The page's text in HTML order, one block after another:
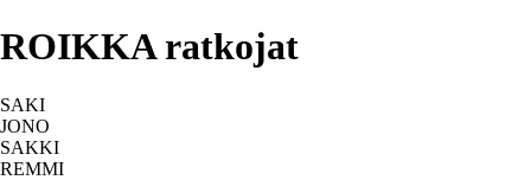
ROIKKA ratkojat
SAKI
JONO
SAKKI
REMMI